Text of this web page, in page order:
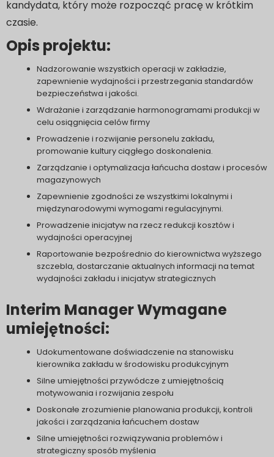
kandydata, który może rozpocząć pracę w krótkim
czasie.
Opis projektu:
Nadzorowanie wszystkich operacji w zakładzie,
zapewnienie wydajności i przestrzegania standardów
bezpieczeństwa i jakości.
Wdrażanie i zarządzanie harmonogramami produkcji w
celu osiągnięcia celów firmy
Prowadzenie i rozwijanie personelu zakładu,
promowanie kultury ciągłego doskonalenia.
Zarządzanie i optymalizacja łańcucha dostaw i procesów
magazynowych
Zapewnienie zgodności ze wszystkimi lokalnymi i
międzynarodowymi wymogami regulacyjnymi.
Prowadzenie inicjatyw na rzecz redukcji kosztów i
wydajności operacyjnej
Raportowanie bezpośrednio do kierownictwa wyższego
szczebla, dostarczanie aktualnych informacji na temat
wydajności zakładu i inicjatyw strategicznych
Interim Manager Wymagane
umiejętności:
Udokumentowane doświadczenie na stanowisku
kierownika zakładu w środowisku produkcyjnym
Silne umiejętności przywódcze z umiejętnością
motywowania i rozwijania zespołu
Doskonałe zrozumienie planowania produkcji, kontroli
jakości i zarządzania łańcuchem dostaw
Silne umiejętności rozwiązywania problemów i
strategiczny sposób myślenia